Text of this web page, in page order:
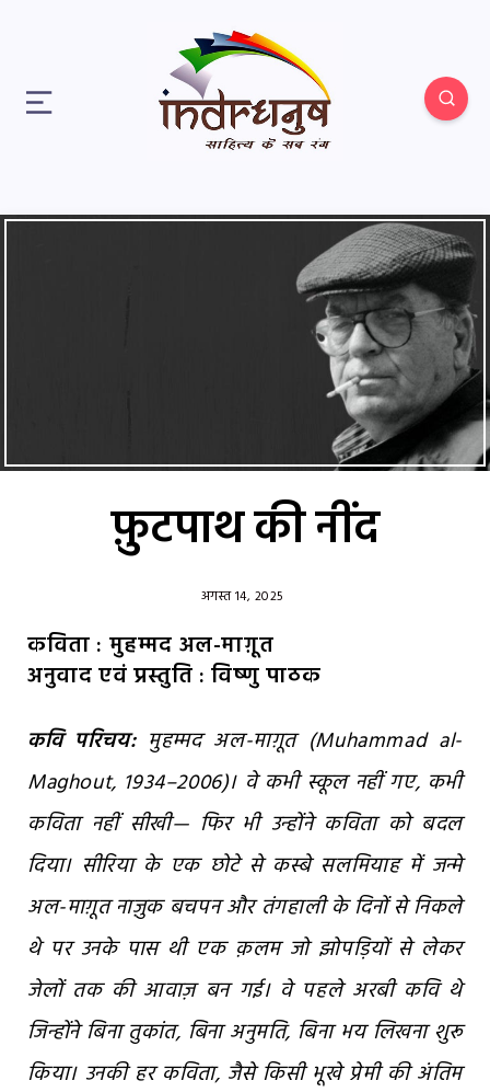
फ़ुटपाथ की नींद
अगस्त 14, 2025
कविता : मुहम्मद अल-माग़ूत
अनुवाद एवं प्रस्तुति : विष्णु पाठक
कवि परिचय:मुहम्मद अल-माग़ूत (Muhammad al-
Maghout, 1934–2006)। वे कभी स्कूल नहीं गए, कभी
कविता नहीं सीखी— फिर भी उन्होंने कविता को बदल
दिया। सीरिया के एक छोटे से कस्बे सलमियाह में जन्मे
अल-माग़ूतनाज़ुक बचपन और तंगहाली के दिनों से निकले
थे पर उनके पास थी एक क़लम जो झोपड़ियों से लेकर
जेलों तक की आवाज़ बन गई। वे पहले अरबी कवि थे
जिन्होंने बिना तुकांत, बिना अनुमति, बिना भय लिखना शुरू
किया। उनकी हर कविता, जैसे किसी भूखे प्रेमी की अंतिम